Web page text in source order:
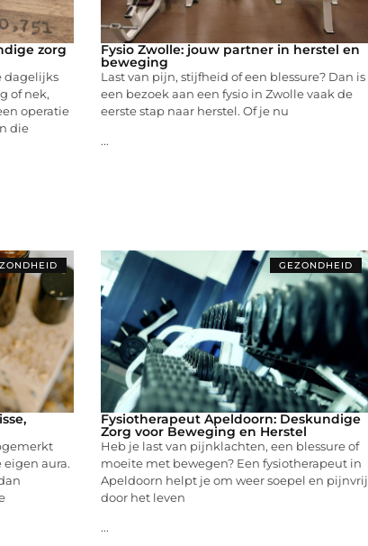
zorg
dagelijks
of nek,
operatie
die
Fysio Zwolle: jouw partner in herstel en
beweging
Last van pijn, stijfheid of een blessure? Dan is
een bezoek aan een fysio in Zwolle vaak de
eerste stap naar herstel. Of je nu
...
eigen aura.
GEZONDHEID
Fysiotherapeut Apeldoorn: Deskundige
Zorg voor Beweging en Herstel
Heb je last van pijnklachten, een blessure of
moeite met bewegen? Een fysiotherapeut in
Apeldoorn helpt je om weer soepel en pijnvrij
door het leven
...